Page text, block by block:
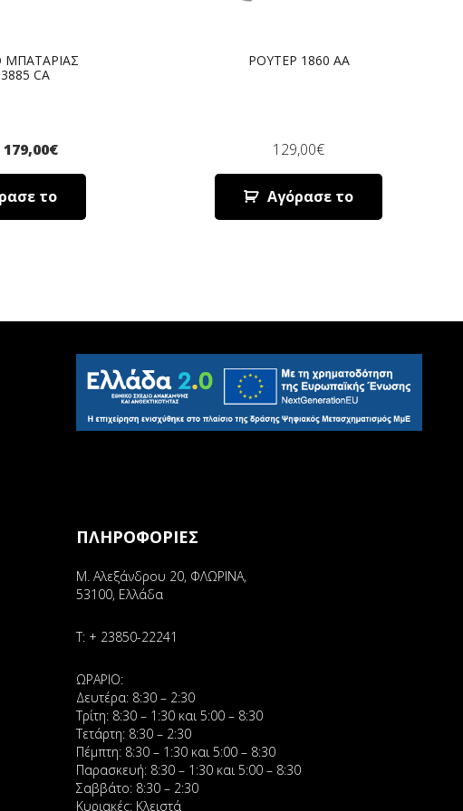
ΜΠΑΤΑΡΙΑΣ
CA
179,00€
το
ΡΟΥΤΕΡ 1860 AA
129,00€
Αγόρασε το
ΠΛΗΡΟΦΟΡΙΕΣ
Μ. Αλεξάνδρου 20, ΦΛΩΡΙΝΑ,
53100, Ελλάδα
Τ: + 23850-22241
ΩΡΑΡΙΟ:
Δευτέρα: 8:30 – 2:30
Τρίτη: 8:30 – 1:30 και 5:00 – 8:30
Τετάρτη: 8:30 – 2:30
Πέμπτη: 8:30 – 1:30 και 5:00 – 8:30
Παρασκευή: 8:30 – 1:30 και 5:00 – 8:30
Σαββάτο: 8:30 – 2:30
Κυριακές: Κλειστά